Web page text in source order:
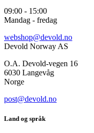
09:00 - 15:00
Mandag - fredag
webshop@devold.no
Devold Norway AS
O.A. Devold-vegen 16
6030 Langevåg
Norge
post@devold.no
Land og språk